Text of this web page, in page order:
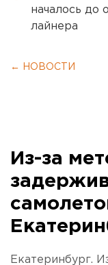
началось до
лайнера
← НОВОСТИ
Из-за
Екатеринбург.